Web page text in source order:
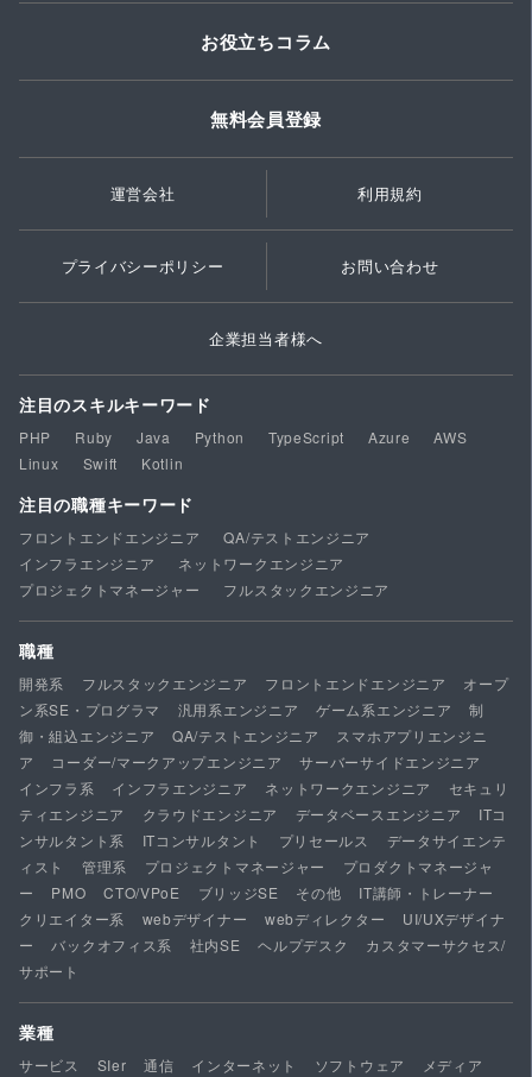
お役立ちコラム
無料会員登録
運営会社 利用規約
プライバシーポリシー お問い合わせ
企業担当者様へ
注目のスキルキーワード
PHP Ruby Java Python TypeScript Azure
AWS
Linux
Swift Kotlin
注目の職種キーワード
フロントエンドエンジニア
QA/テストエンジニア
インフラエンジニア
ネットワークエンジニア
プロジェクトマネージャー
フルスタックエンジニア
職種
開発系 フルスタックエンジニア フロントエンドエンジニア
オープ
ン系SE・プログラマ
汎用系エンジニア ゲーム系エンジニア
制
御・組込エンジニア
QA/テストエンジニア
スマホアプリエンジニ
ア
コーダー/マークアップエンジニア
サーバーサイドエンジニア
インフラ系
インフラエンジニア ネットワークエンジニア
セキュリ
ティエンジニア
クラウドエンジニア データベースエンジニア
ITコ
ンサルタント系
ITコンサルタント プリセールス
データサイエンテ
ィスト
管理系 プロジェクトマネージャー
プロダクトマネージャ
ー
PMO CTO/VPoE ブリッジSE その他
IT講師・トレーナー
クリエイター系
webデザイナー webディレクター
UI/UXデザイナ
ー
バックオフィス系 社内SE ヘルプデスク
カスタマーサクセス/
サポート
業種
サービス SIer 通信 インターネット ソフトウェア
メディア